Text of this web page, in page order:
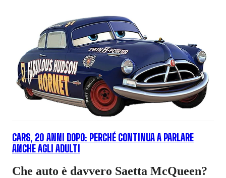
CARS, 20 ANNI DOPO: PERCHÉ CONTINUA A PARLARE
ANCHE AGLI ADULTI
Che auto è davvero Saetta McQueen?